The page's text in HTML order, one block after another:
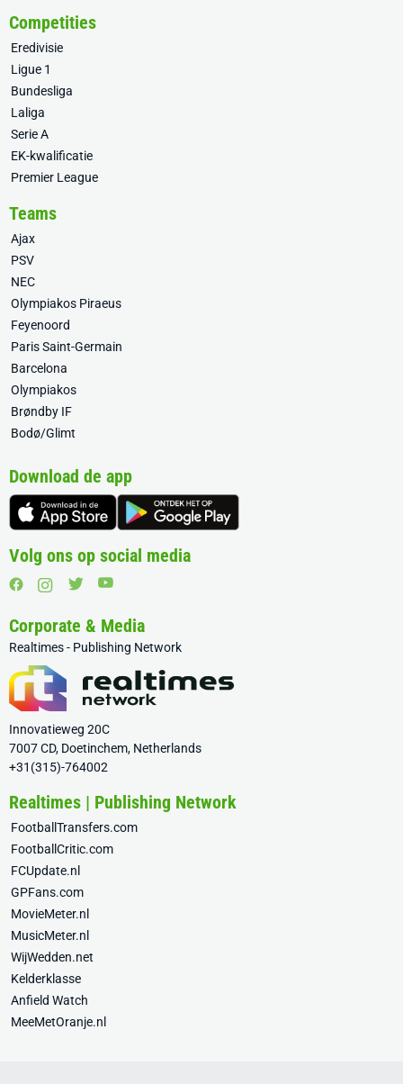
Competities
Eredivisie
Ligue 1
Bundesliga
Laliga
Serie A
EK-kwalificatie
Premier League
Teams
Ajax
PSV
NEC
Olympiakos Piraeus
Feyenoord
Paris Saint-Germain
Barcelona
Olympiakos
Brøndby IF
Bodø/Glimt
Download de app
Volg ons op social media
Corporate & Media
Realtimes - Publishing Network
Innovatieweg 20C
7007 CD, Doetinchem, Netherlands
+31(315)-764002
Realtimes | Publishing Network
FootballTransfers.com
FootballCritic.com
FCUpdate.nl
GPFans.com
MovieMeter.nl
MusicMeter.nl
WijWedden.net
Kelderklasse
Anfield Watch
MeeMetOranje.nl